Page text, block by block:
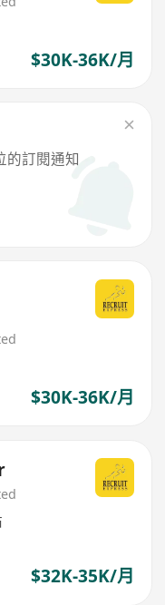
$30K-36K/月
的訂閱通知
$30K-36K/月
$32K-35K/月